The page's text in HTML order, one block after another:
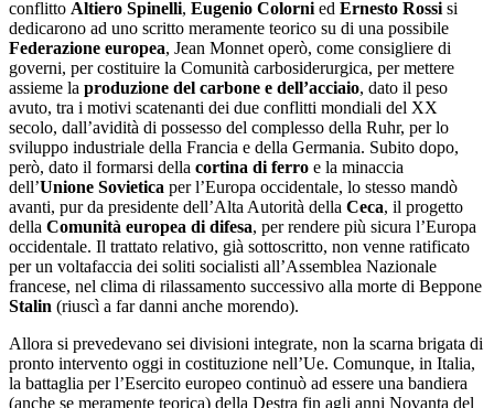
conflitto Altiero Spinelli, Eugenio Colorni ed Ernesto Rossi si
dedicarono ad uno scritto meramente teorico su di una possibile
Federazione europea, Jean Monnet operò, come consigliere di
governi, per costituire la Comunità carbosiderurgica, per mettere
assieme la produzione del carbone e dell’acciaio, dato il peso
avuto, tra i motivi scatenanti dei due conflitti mondiali del XX
secolo, dall’avidità di possesso del complesso della Ruhr, per lo
sviluppo industriale della Francia e della Germania. Subito dopo,
però, dato il formarsi della cortina di ferro e la minaccia
dell’Unione Sovietica per l’Europa occidentale, lo stesso mandò
avanti, pur da presidente dell’Alta Autorità della Ceca, il progetto
della Comunità europea di difesa, per rendere più sicura l’Europa
occidentale. Il trattato relativo, già sottoscritto, non venne ratificato
per un voltafaccia dei soliti socialisti all’Assemblea Nazionale
francese, nel clima di rilassamento successivo alla morte di Beppone
Stalin (riuscì a far danni anche morendo).
Allora si prevedevano sei divisioni integrate, non la scarna brigata di
pronto intervento oggi in costituzione nell’Ue. Comunque, in Italia,
la battaglia per l’Esercito europeo continuò ad essere una bandiera
(anche se meramente teorica) della Destra fin agli anni Novanta del